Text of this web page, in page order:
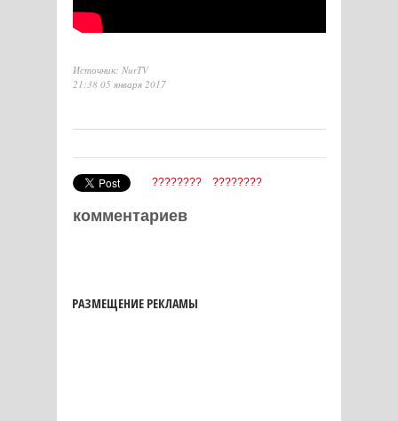
Источник: NurTV
21:38 05 января 2017
???????? ????????
комментариев
РАЗМЕЩЕНИЕ РЕКЛАМЫ